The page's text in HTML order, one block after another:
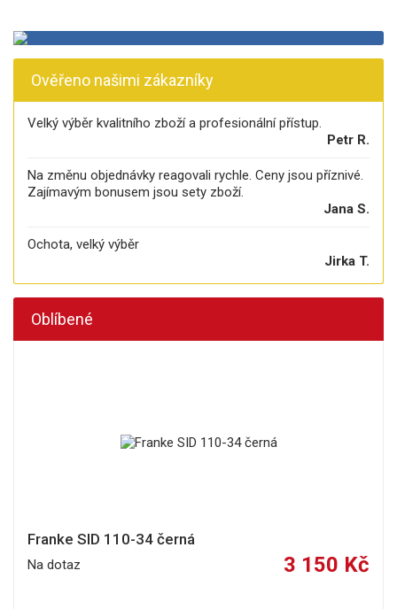
Ověřeno našimi zákazníky
Velký výběr kvalitního zboží a profesionální přístup.
Petr R.
Na změnu objednávky reagovali rychle. Ceny jsou příznivé.
Zajímavým bonusem jsou sety zboží.
Jana S.
Ochota, velký výběr
Jirka T.
Oblíbené
Franke SID 110-34 černá
Na dotaz 3 150 Kč